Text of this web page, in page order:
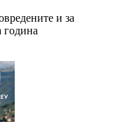
и за
година